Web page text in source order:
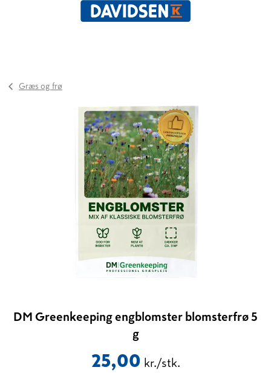
Græs og frø
DM Greenkeeping engblomster blomsterfrø 5
g
25,00 kr./stk.